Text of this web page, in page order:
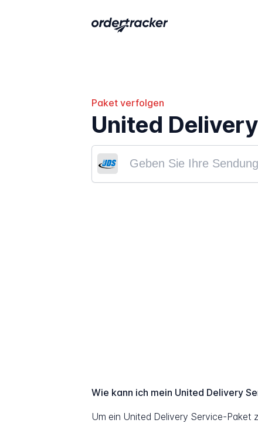
Paket verfolgen
United
Wie kann ich mein United Delivery
Um ein United Delivery Service-Paket